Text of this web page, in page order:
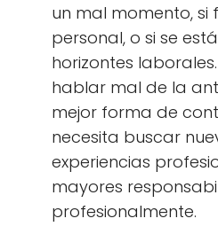
un mal momento, si
personal, o si se
horizontes
hablar mal de la
mejor forma de
necesita buscar
experiencias
mayores
profesionalmente.